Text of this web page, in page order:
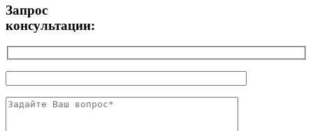
Запрос
консультации: